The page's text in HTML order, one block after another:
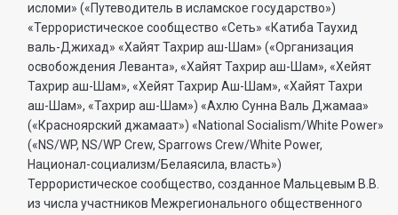
исломи» («Путеводитель в исламское государство»)
«Террористическое сообщество «Сеть» «Катиба Таухид
валь-Джихад» «Хайят Тахрир аш-Шам» («Организация
освобождения Леванта», «Хайят Тахрир аш-Шам», «Хейят
Тахрир аш-Шам», «Хейят Тахрир Аш-Шам», «Хайят Тахри
аш-Шам», «Тахрир аш-Шам») «Ахлю Сунна Валь Джамаа»
(«Красноярский джамаат») «National Socialism/White Power»
(«NS/WP, NS/WP Crew, Sparrows Crew/White Power,
Национал-социализм/Белаясила, власть»)
Террористическое сообщество, созданное Мальцевым В.В.
из числа участников Межрегионального общественного